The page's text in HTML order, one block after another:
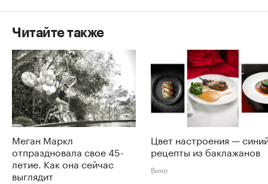
Читайте также
Меган Маркл
отпраздновала свое 45-
летие. Как она сейчас
выглядит
Цвет настроения —
рецепты из баклажанов
Вино